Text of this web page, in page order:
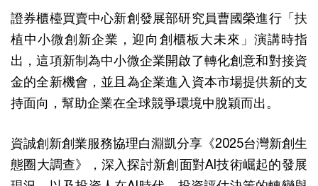
證券櫃檯買賣中心新創發展部研究員曹國榮進行「扶
植中小微創新企業，迎向創櫃板大未來」演講時指
出，這項新制為中小微企業開啟了轉化創意和對接資
金的全新機會，並且為企業進入資本市場提供新的支
持面向，幫助企業在全球競爭環境中脫穎而出。
資誠創新創業服務協理白淵凱分享《2025台灣新創生
態圈大調查》，深入探討新創面對AI技術崛起的發展